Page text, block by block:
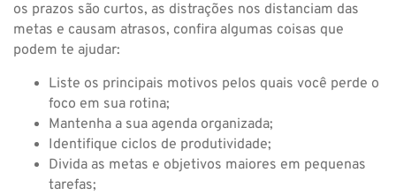
os prazos são curtos, as distrações nos distanciam das
metas e causam atrasos, confira algumas coisas que
podem te ajudar:
Liste os principais motivos pelos quais você perde o
foco em sua rotina;
Mantenha a sua agenda organizada;
Identifique ciclos de produtividade;
Divida as metas e objetivos maiores em pequenas
tarefas;